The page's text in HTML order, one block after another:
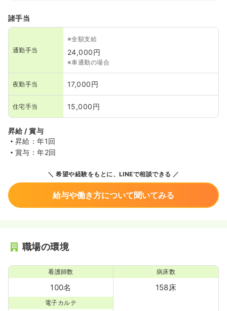
諸手当
通勤手当
※全額支給
24,000円
※車通勤の場合
夜勤手当 17,000円
住宅手当 15,000円
昇給 / 賞与
昇給：年1回
賞与：年2回
希望や経験をもとに、LINEで相談できる
給与や働き方について聞いてみる
職場の環境
看護師数
100名
病床数
158床
電子カルテ